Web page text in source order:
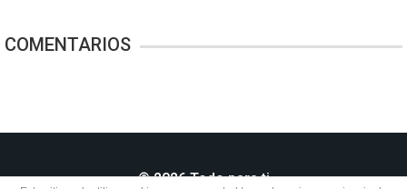
COMENTARIOS
© 2026 Todo para ti